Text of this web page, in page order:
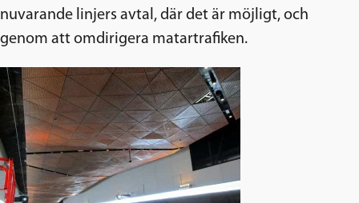
nuvarande linjers avtal, där det är möjligt, och
genom att omdirigera matartrafiken.